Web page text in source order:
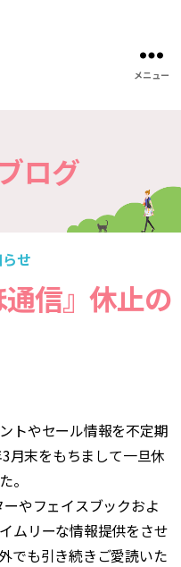
メニュー
ログ
せ
信』休止の
トやセール情報を不定期
月末をもちまして一旦休
。
やフェイスブックおよ
ムリーな情報提供をさせ
でも引き続きご愛読いた